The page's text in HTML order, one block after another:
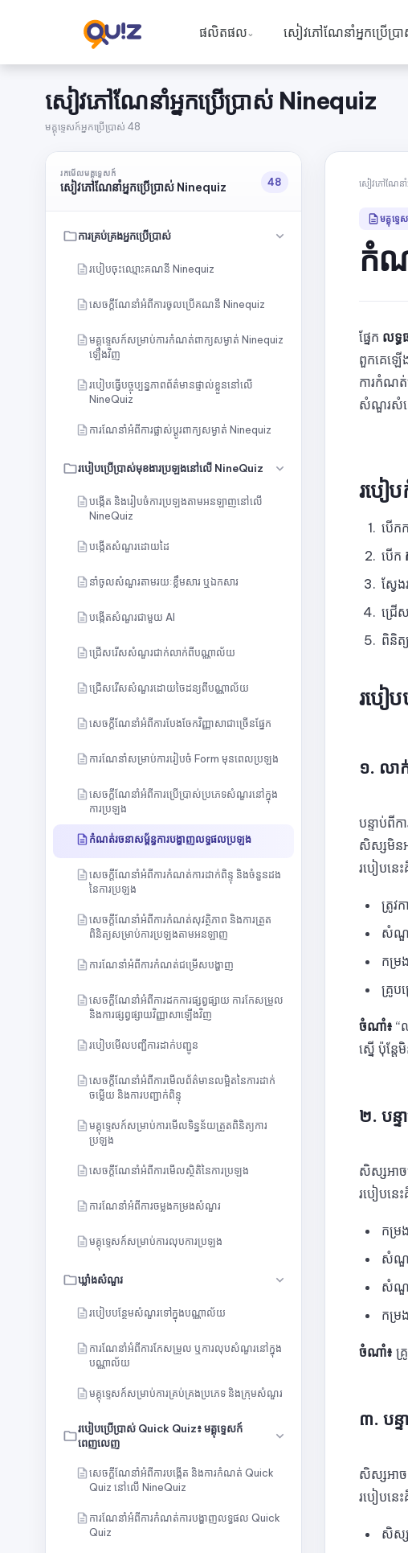
ផលិតផល⌄ សៀវភៅណែនាំអ្នកប្រើប្រ
សៀវភៅណែនាំអ្នកប្រើប្រាស់ Ninequiz
មគ្គុទ្ទេសក៍អ្នកប្រើប្រាស់ 48
រកមើលមគ្គុទ្ទេសក៍
សៀវភៅណែនាំអ្នកប្រើប្រាស់ Ninequiz 48
ការគ្រប់គ្រងអ្នកប្រើប្រាស់
របៀបចុះឈ្មោះគណនី Ninequiz
សេចក្ដីណែនាំអំពីការចូលប្រើគណនី Ninequiz
មគ្គុទ្ទេសក៍សម្រាប់ការកំណត់ពាក្យសម្ងាត់ Ninequiz
ឡើងវិញ
របៀបធ្វើបច្ចុប្បន្នភាពព័ត៌មានផ្ទាល់ខ្លួននៅលើ
NineQuiz
ការណែនាំអំពីការផ្លាស់ប្តូរពាក្យសម្ងាត់ Ninequiz
របៀបប្រើប្រាស់មុខងារប្រឡងនៅលើ NineQuiz
បង្កើត និងរៀបចំការប្រឡងតាមអនឡាញនៅលើ
NineQuiz
បង្កើតសំណួរដោយដៃ
នាំចូលសំណួរតាមរយៈខ្លឹមសារ ឬឯកសារ
បង្កើតសំណួរជាមួយ AI
ជ្រើសរើសសំណួរជាក់លាក់ពីបណ្ណាល័យ
ជ្រើសរើសសំណួរដោយចៃដន្យពីបណ្ណាល័យ
សេចក្តីណែនាំអំពីការបែងចែកវិញ្ញាសាជាច្រើនផ្នែក
ការណែនាំសម្រាប់ការរៀបចំ Form មុនពេលប្រឡង
សេចក្តីណែនាំអំពីការប្រើប្រាស់ប្រភេទសំណួរនៅក្នុង
ការប្រឡង
កំណត់រចនាសម្ព័ន្ធការបង្ហាញលទ្ធផលប្រឡង
សេចក្ដីណែនាំអំពីការកំណត់ការដាក់ពិន្ទុ និងចំនួនដង
នៃការប្រឡង
សេចក្តីណែនាំអំពីការកំណត់សុវត្ថិភាព និងការត្រួត
ពិនិត្យសម្រាប់ការប្រឡងតាមអនឡាញ
ការណែនាំអំពីការកំណត់ជម្រើសបង្ហាញ
សេចក្តីណែនាំអំពីការដកការផ្សព្វផ្សាយ ការកែសម្រួល
និងការផ្សព្វផ្សាយវិញ្ញាសាឡើងវិញ
របៀបមើលបញ្ជីការដាក់បញ្ជូន
សេចក្តីណែនាំអំពីការមើលព័ត៌មានលម្អិតនៃការដាក់
ចម្លើយ និងការបញ្ជាក់ពិន្ទុ
មគ្គុទ្ទេសក៍សម្រាប់ការមើលទិន្នន័យត្រួតពិនិត្យការ
ប្រឡង
សេចក្តីណែនាំអំពីការមើលស្ថិតិនៃការប្រឡង
ការណែនាំអំពីការចម្លងកម្រងសំណួរ
មគ្គុទ្ទេសក៍សម្រាប់ការលុបការប្រឡង
ឃ្លាំងសំណួរ
របៀបបន្ថែមសំណួរទៅក្នុងបណ្ណាល័យ
ការណែនាំអំពីការកែសម្រួល ឬការលុបសំណួរនៅក្នុង
បណ្ណាល័យ
មគ្គុទ្ទេសក៍សម្រាប់ការគ្រប់គ្រងប្រភេទ និងក្រុមសំណួរ
របៀបប្រើប្រាស់ Quick Quiz៖ មគ្គុទ្ទេសក៍
ពេញលេញ
សេចក្តីណែនាំអំពីការបង្កើត និងការកំណត់ Quick
Quiz នៅលើ NineQuiz
ការណែនាំអំពីការកំណត់ការបង្ហាញលទ្ធផល Quick
Quiz
សៀវភៅណែនាំ
មគ្គុទ្ទេ
កំណ
ផ្នែក លទ្ធ
ពួកគេឡើ
ការកំណត់
សំណួរសំណេ
របៀ
បើក
បើក
ស្វែង
ជ្រើ
ពិនិត្
របៀប
១. លា
បន្ទាប់ពី
សិស្សមិនអ
របៀបនេ
ត្រូវ
សំណួរ
កម្រ
គ្រូប
ចំណាំ៖ “
ស្នើ ប៉ុន្ត
២. បន្ទ
សិស្សអាច
របៀបនេ
កម្
សំណួ
សំណួរ
កម្រ
ចំណាំ៖ គ្
៣. បន្
សិស្សអាច
របៀបនេ
សិស្ស